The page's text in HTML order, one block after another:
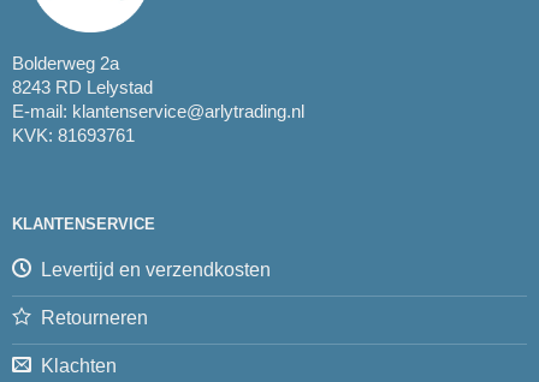
Bolderweg 2a
8243 RD Lelystad
E-mail: klantenservice@arlytrading.nl
KVK: 81693761
KLANTENSERVICE
Levertijd en verzendkosten
Retourneren
Klachten